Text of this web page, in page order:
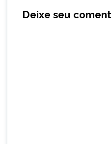
Deixe seu